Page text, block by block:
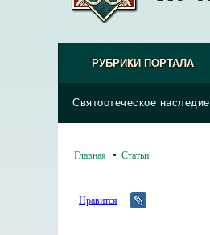
РУБРИКИ ПОРТАЛА
Святоотеческое наследие
Главная Статьи
Нравится